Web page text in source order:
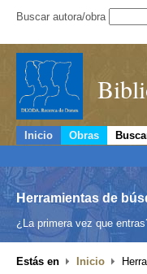
Buscar autora/obra
Inicio Obras
Herramientas de
¿La primera vez que
Estás en Inicio